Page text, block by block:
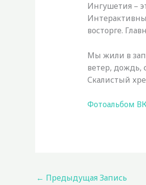
Ингушетия –
восторге.
Мы жили в
ветер, дождь,
Скалистый
Фотоальбом
← Предыдущая Запись